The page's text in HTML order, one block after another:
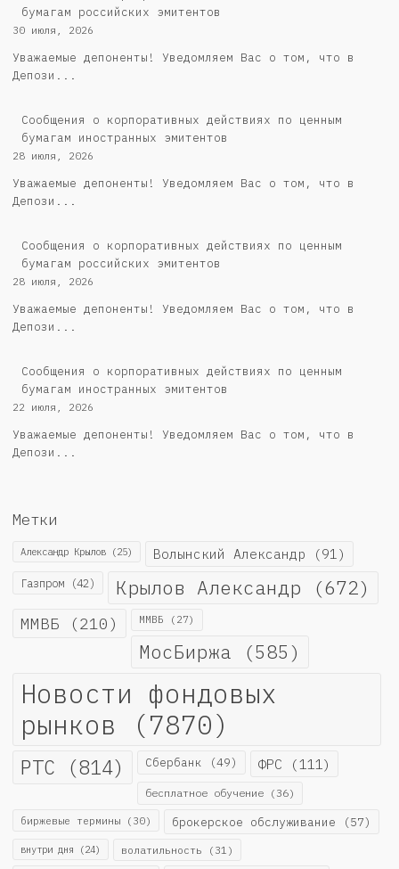
бумагам российских эмитентов
30 июля, 2026
Уважаемые депоненты! Уведомляем Вас о том, что в
Депози...
Сообщения о корпоративных действиях по ценным
бумагам иностранных эмитентов
28 июля, 2026
Уважаемые депоненты! Уведомляем Вас о том, что в
Депози...
Cообщения о корпоративных действиях по ценным
бумагам российских эмитентов
28 июля, 2026
Уважаемые депоненты! Уведомляем Вас о том, что в
Депози...
Сообщения о корпоративных действиях по ценным
бумагам иностранных эмитентов
22 июля, 2026
Уважаемые депоненты! Уведомляем Вас о том, что в
Депози...
Метки
Александр Крылов (25) Волынский Александр (91)
Газпром (42) Крылов Александр (672)
ММВБ (210) ММВБ (27)
МосБиржа (585)
Новости фондовых
рынков (7870)
РТС (814) Сбербанк (49) ФРС (111)
бесплатное обучение (36)
биржевые термины (30) брокерское обслуживание (57)
внутри дня (24) волатильность (31)